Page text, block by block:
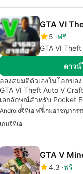
GTA VI
5 ฟรี
GTA VI
ดาว
ลองสมมติตัวเองในโลกขอ
GTA VI Theft Auto V
เอกลักษณ์สำหรับ Pocket
Androidจีทีเอ ฟรีเกมอาชญากร
เกมจีทีเอ
GTA V
4.3 ฟรี